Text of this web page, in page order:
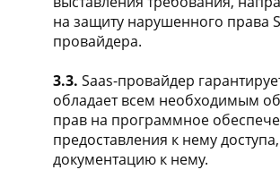
на защиту нарушенного права
провайдера.
3.3. Saas-провайдер
обладает всем необходимым
прав на программное
предоставления к нему
документацию к нему.